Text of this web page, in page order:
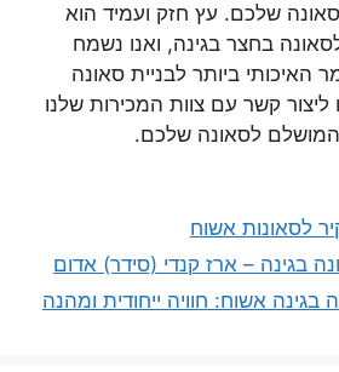
שלכם. עץ חזק ועמיד הוא
בחצר בגינה, ואנו נשמח
ביותר לבניית סאונה
קשר עם צוות המכירות שלנו
לסאונה שלכם.
לסאונות אשוח
בגינה – ארז קנדי (סידר) אדום
בגינה אשוח: חוויה ייחודית ומהנה